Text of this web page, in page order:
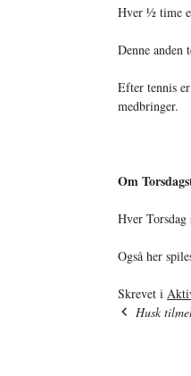
Hver ½ time
Denne
Efter tennis
medbringer.
Om
Hver Torsdag
Også her
Skrevet i
Husk